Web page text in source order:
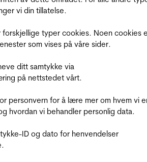
vi din tillatelse.
typer cookies. Noen cookies
som vises på våre sider.
ditt samtykke via
på nettstedet vårt.
personvern for å lære mer om hvem vi
hvordan vi behandler personlig data.
ID og dato for henvendelser